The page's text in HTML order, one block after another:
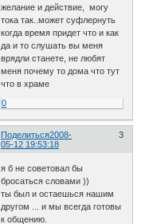
желание и действие, могу
тока так..может суфлернуть
когда время придет что и как
да и то слушать вы меня
врядли станете, не любят
меня почему то дома что тут
что в храме
0
Поделиться 3
2008-
05-12 19:53:18
я б не советовал бы
бросаться словами ))
ты был и остаешься нашим
другом ... и мы всегда готовы
к общению.